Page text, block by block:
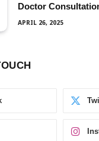
Doctor
APRIL 26, 2025